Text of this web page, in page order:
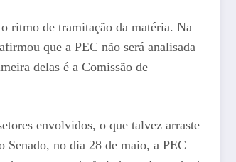
ritmo de tramitação da matéria. Na
que a PEC não será analisada
delas é a Comissão de
envolvidos, o que talvez arraste
Senado, no dia 28 de maio, a PEC